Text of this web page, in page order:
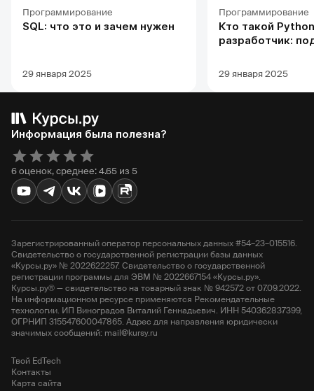
Программирование
SQL: что это и зачем нужен
29 января 2025
Программирование
Кто такой
разработчик:
карьерных
29 января 2025
Информация была полезна?
6 оценок, среднее: 4.65 из 5
Зарегистрированный оператор персональных данных #54–23–015516.
Свидетельство о государственной регистрации базы данных
«Курсы.ру» № 2022622257. Свидетельство о государственной
регистрации программы для ЭВМ № 2022667154 «Курсы.ру».
Курсы.ру® — свидетельство на товарный знак № 942572 от 07.09.2022.
На информационном ресурсе применяются Рекомендательные
технологии. ИП Виноградов Виталий Геннадьевич. ИНН 540362837399,
ОГРНИП 315547600047865. Адрес для направления юридически
значимых сообщений: mail@kursy.ru
Твой EdTech
Контакты
Карта сайта